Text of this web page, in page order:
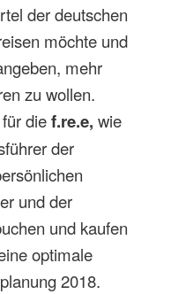
der deutschen
möchte und
mehr
zu wollen.
dief.re.e, wie
der
und der
und kaufen
optimale
2018.